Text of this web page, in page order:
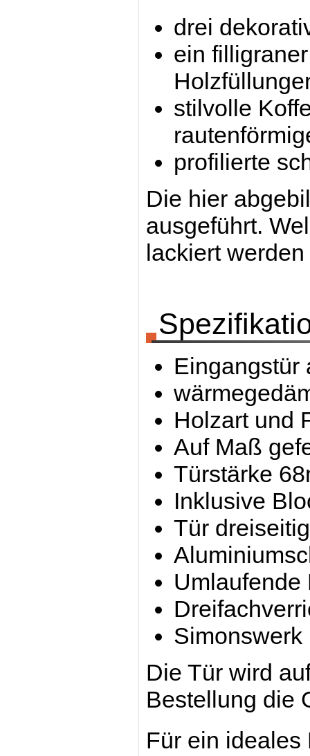
drei
ein
stilvolle
profilierte
Die hier
ausgeführt.
lackiert
Eingangstür
Holzart und
Auf Maß
Türstärke
Inklusive
Tür
Umlaufende
Simonswerk
Die Tür wird
Bestellung die
Für ein ideales